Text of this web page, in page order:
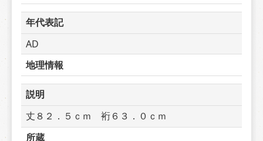
年代表記
AD
地理情報
説明
丈８２．５ｃｍ　裄６３．０ｃｍ
所蔵